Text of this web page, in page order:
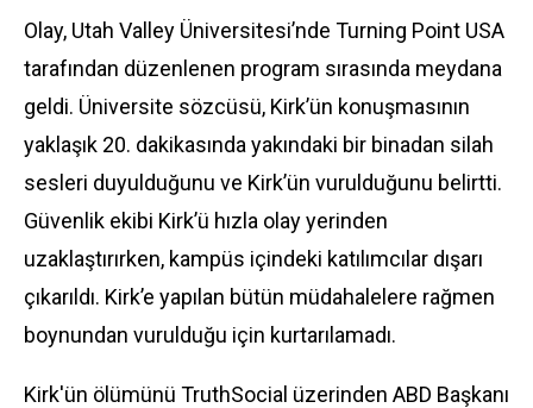
Olay, Utah Valley Üniversitesi’nde Turning Point USA
tarafından düzenlenen program sırasında meydana
geldi. Üniversite sözcüsü, Kirk’ün konuşmasının
yaklaşık 20. dakikasında yakındaki bir binadan silah
sesleri duyulduğunu ve Kirk’ün vurulduğunu belirtti.
Güvenlik ekibi Kirk’ü hızla olay yerinden
uzaklaştırırken, kampüs içindeki katılımcılar dışarı
çıkarıldı. Kirk’e yapılan bütün müdahalelere rağmen
boynundan vurulduğu için kurtarılamadı.
Kirk'ün ölümünü TruthSocial üzerinden ABD Başkanı